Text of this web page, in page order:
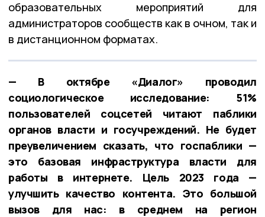
образовательных мероприятий для
администраторов сообществ как в очном, так и
в дистанционном форматах.
— В октябре «Диалог» проводил
социологическое исследование: 51%
пользователей соцсетей читают паблики
органов власти и госучреждений. Не будет
преувеличением сказать, что госпаблики —
это базовая инфраструктура власти для
работы в интернете. Цель 2023 года —
улучшить качество контента. Это большой
вызов для нас: в среднем на регион